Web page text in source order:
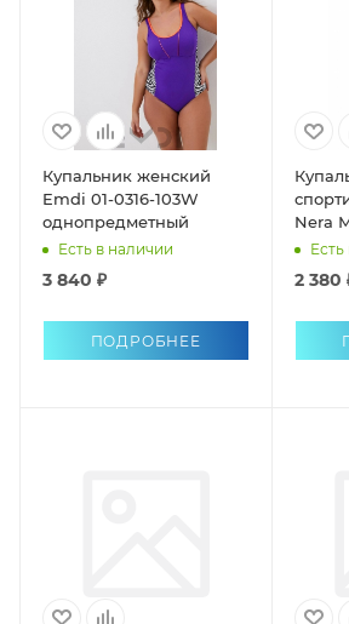
Купальник женский
Emdi 01-0316-103W
однопредметный
Есть в наличии
3 840 ₽
ПОДРОБНЕЕ
Nera
2 380